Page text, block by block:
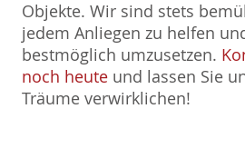
Objekte. Wir sind stets
jedem Anliegen zu helfen
bestmöglich umzusetzen.
noch heute und lassen Sie
Träume verwirklichen!